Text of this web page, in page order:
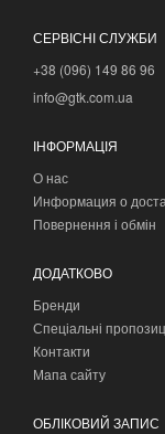
СЕРВІСНІ СЛУЖБИ
+38 (096) 149 86 96
info@gtk.com.ua
ІНФОРМАЦІЯ
О нас
Информация о
Повернення і обмін
ДОДАТКОВО
Бренди
Спеціальні
Контакти
Мапа сайту
ОБЛІКОВИЙ ЗАПИС